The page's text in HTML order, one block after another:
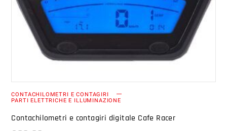
AGGIUNGI AL CARRELLO
CONTACHILOMETRI E CONTAGIRI
PARTI ELETTRICHE E ILLUMINAZIONE
Contachilometri e contagiri digitale Cafe Racer